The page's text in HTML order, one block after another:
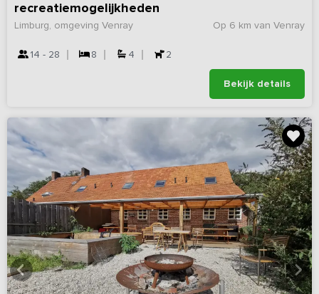
recreatiemogelijkheden
Op 6 km van Venray
Limburg, omgeving Venray
14 - 28 8 4 2
Bekijk details